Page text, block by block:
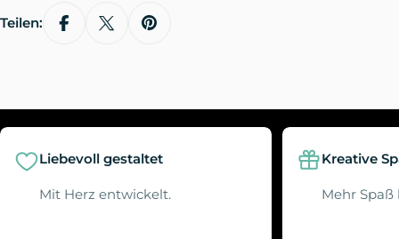
Teilen:
Liebevoll gestaltet
Mit Herz entwickelt.
Kreative
Mehr